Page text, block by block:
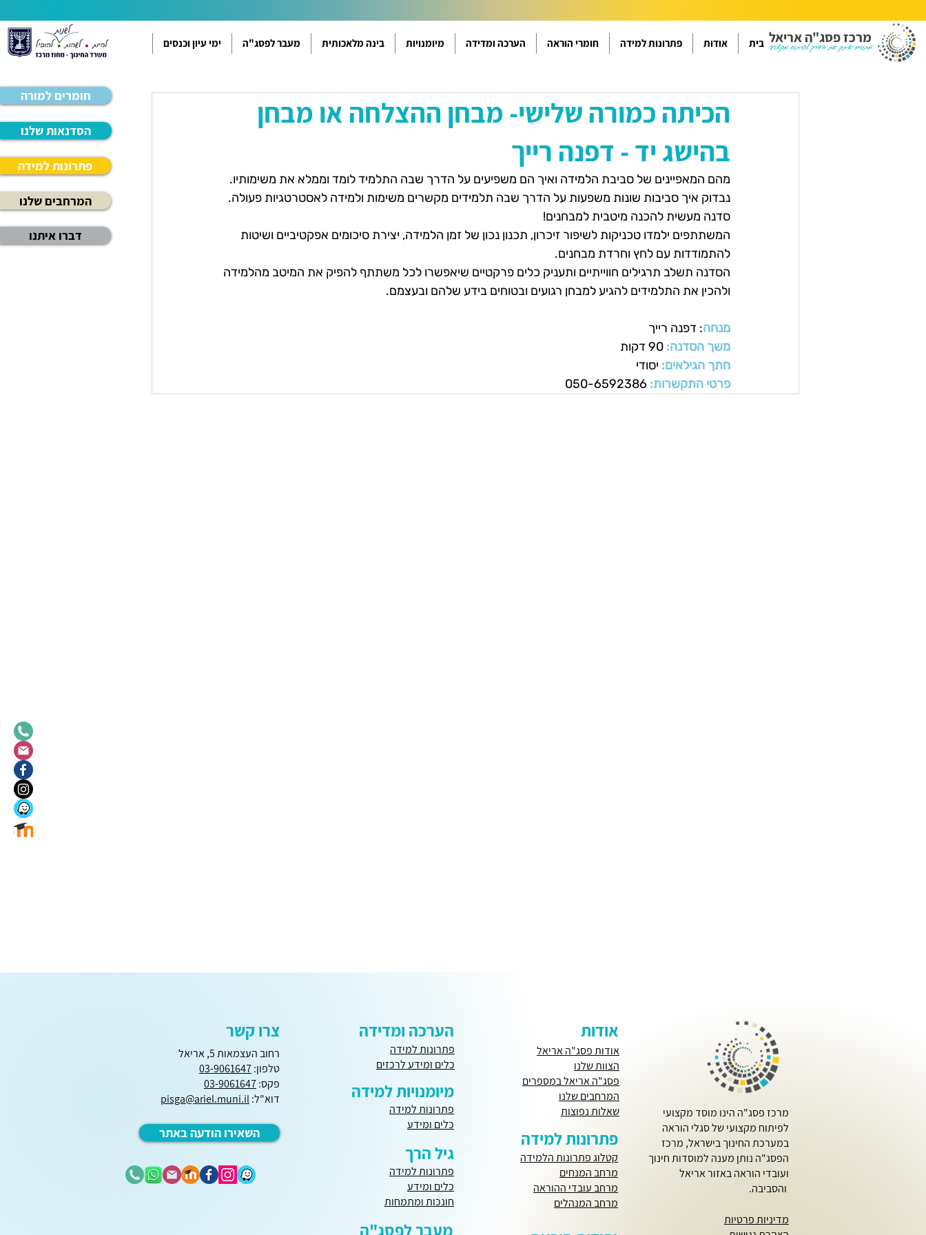
חומרים למורה
הסדנאות שלנו
פתרונות למידה
המרחבים שלנו
דברו איתנו
מרכז פסג"ה אריאל
מתווים איתך את הדרך לפיתוח מקצועי בית אודות פתרונות למידה חומרי הוראה הערכה ומדידה מיומנויות בינה מלאכותית מעבר לפסג"ה ימי עיון וכנסים
הכיתה כמורה שלישי- מבחן ההצלחה או מבחן
בהישג יד - דפנה רייך
מהם המאפיינים של סביבת הלמידה ואיך הם משפיעים על הדרך שבה התלמיד לומד וממלא את משימותיו.
נבדוק איך סביבות שונות משפעות על הדרך שבה תלמידים מקשרים משימות ולמידה לאסטרטגיות פעולה.
סדנה מעשית להכנה מיטבית למבחנים!
המשתתפים ילמדו טכניקות לשיפור זיכרון, תכנון נכון של זמן הלמידה, יצירת סיכומים אפקטיביים ושיטות
להתמודדות עם לחץ וחרדת מבחנים.
הסדנה תשלב תרגילים חווייתיים ותעניק כלים פרקטיים שיאפשרו לכל משתתף להפיק את המיטב מהלמידה
ולהכין את התלמידים להגיע למבחן רגועים ובטוחים בידע שלהם ובעצמם.
מנחה: דפנה רייך
משך הסדנה: 90 דקות
חתך הגילאים: יסודי
פרטי התקשרות:
צרו קשר
רחוב העצמאות 5, אריאל
טלפון:03-9061647
פקס:03-9061647
דוא"ל:pisga@ariel.muni.il
השאירו הודעה באתר
הערכה ומדידה
פתרונות למידה
כלים ומידע לרכזים
מיומנויות למידה
פתרונות למידה
כלים ומידע
גיל הרך
פתרונות למידה
כלים ומידע
חונכות ומתמחות
מעבר לפסג"ה
אודות
אודות פסג"ה אריאל
הצוות שלנו
פסג"ה אריאל במספרים
המרחבים שלנו
שאלות נפוצות
פתרונות למידה
קטלוג פתרונות הלמידה
מרחב המנחים
מרחב עובדי ההוראה
מרחב המנהלים
מרכז פסג"ה הינו מוסד מקצועי
לפיתוח מקצועי של סגלי הוראה
במערכת החינוך בישראל, מרכז
הפסג"ה נותן מענה למוסדות חינוך
ועובדי הוראה באזור אריאל
והסביבה.
מדיניות פרטיות